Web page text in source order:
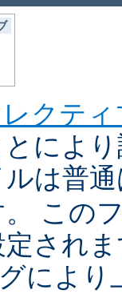
クティ
によ
ルは普
この
され
により